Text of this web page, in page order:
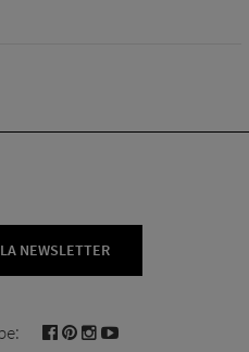
NEWSLETTER